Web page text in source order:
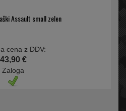
Assault small zelen
cena z DDV:
43,90 €
Zaloga